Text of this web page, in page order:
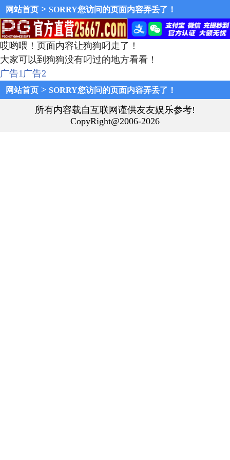
网站首页 > SORRY您访问的页面内容弄丢了！
哎哟喂！页面内容让狗狗叼走了！
大家可以到狗狗没有叼过的地方看看！
广告1广告2
网站首页 > SORRY您访问的页面内容弄丢了！
所有内容载自互联网谨供友友娱乐参考!
CopyRight@2006-2026